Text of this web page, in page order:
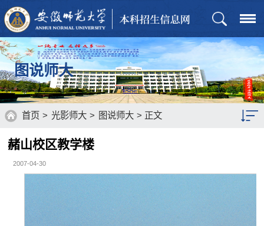
图说师大
首页 > 光影师大 > 图说师大 > 正文
视听师大
赭山校区教学楼
2007-04-30